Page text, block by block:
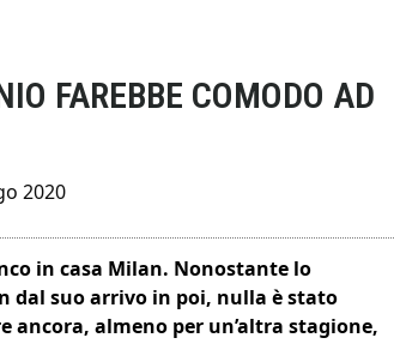
FAREBBE COMODO AD
2020
in casa Milan. Nonostante lo
dal suo arrivo in poi, nulla è stato
almeno per un’altra stagione,